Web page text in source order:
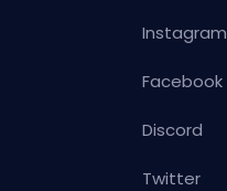
Instagram
Facebook
Discord
Twitter